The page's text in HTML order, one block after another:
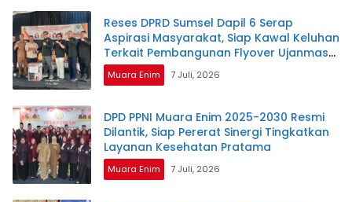
Reses DPRD Sumsel Dapil 6 Serap
Aspirasi Masyarakat, Siap Kawal Keluhan
Terkait Pembangunan Flyover Ujanmas
Baru
Muara Enim 7 Juli, 2026
DPD PPNI Muara Enim 2025-2030 Resmi
Dilantik, Siap Pererat Sinergi Tingkatkan
Layanan Kesehatan Pratama
Muara Enim 7 Juli, 2026